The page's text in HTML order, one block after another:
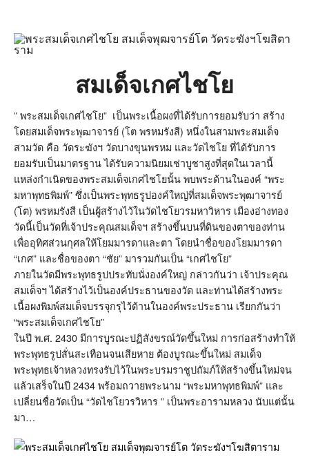
สมเด็จเกศไชโย
” พระสมเด็จเกศไชโย” เป็นพระเนื้อผงที่ได้รับการยอมรับว่า สร้าง
โดยสมเด็จพระพุฒาจารย์ (โต พรหมรังสี) หนึ่งในสามพระสมเด็จ
สามวัด คือ วัดระฆังฯ วัดบางขุนพรหม และวัดไชโย ที่ได้รับการ
ยอมรับเป็นมาตรฐาน ได้รับความนิยมเช่าบูชาสูงที่สุดในเวลานี้
แหล่งกำเนิดของพระสมเด็จเกศไชโยนั้น พบพระด้านในองค์ “พระ
มหาพุทธพิมพ์” ซึ่งเป็นพระพุทธรูปองค์ใหญ่ที่สมเด็จพระพุฒาจารย์
(โต) พรหมรังสี เป็นผู้สร้างไว้ในวัดไชโยวรมหาวิหาร เมืองอ่างทอง
วัดนี้เป็นวัดที่เจ้าประคุณสมเด็จฯ สร้างขึ้นบนที่ดินของตาของท่าน
เพื่ออุทิศส่วนกุศลให้โยมมารดาและตา โดยนำชื่อของโยมมารดา
“เกศ” และชื่อของตา “ชัย” มารวมกันเป็น “เกศไชโย”
ภายในวัดมีพระพุทธรูปประทับนั่งองค์ใหญ่ กล่าวกันว่า เจ้าประคุณ
สมเด็จฯ ได้สร้างไว้เป็นองค์ประธานของวัด และท่านได้สร้างพระ
เนื้อผงพิมพ์สมเด็จบรรจุกรุไว้ด้านในองค์พระประธาน เรียกกันว่า
“พระสมเด็จเกศไชโย”
ในปี พ.ศ. 2430 มีการบูรณะปฏิสังขรณ์วัดขึ้นใหม่ การก่อสร้างทำให้
พระพุทธรูปสั่นสะเทือนจนเสียหาย ต้องบูรณะขึ้นใหม่ สมเด็จ
พระพุทธเจ้าหลวงทรงรับไว้ในพระบรมราชูปถัมภ์ให้สร้างขึ้นใหม่จน
แล้วเสร็จในปี 2434 พร้อมถวายพระนาม “พระมหาพุทธพิมพ์” และ
เปลี่ยนชื่อวัดเป็น “วัดไชโยวรวิหาร ” เป็นพระอารามหลวง นับแต่นั้น
มา…